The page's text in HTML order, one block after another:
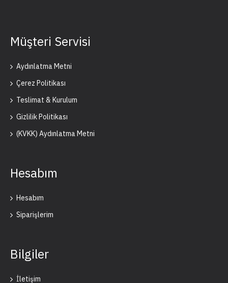
Müşteri Servisi
Aydınlatma Metni
Çerez Politikası
Teslimat & Kurulum
Gizlilik Politikası
(KVKK) Aydınlatma Metni
Hesabım
Hesabım
Siparişlerim
Bilgiler
İletişim